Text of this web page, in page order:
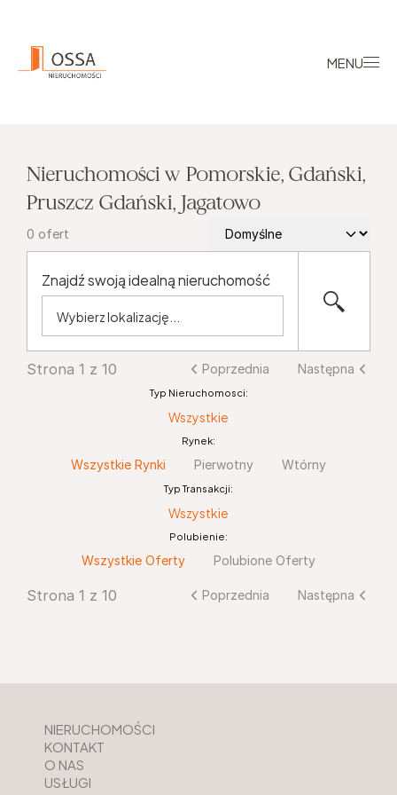
MENU
Nieruchomości w Pomorskie, Gdański,
Pruszcz Gdański, Jagatowo
0 ofert
Znajdź swoją idealną nieruchomość
Strona 1 z 10 Poprzednia Następna
Typ Nieruchomosci:
Wszystkie
Rynek:
Wszystkie Rynki Pierwotny Wtórny
Typ Transakcji:
Wszystkie
Polubienie:
Wszystkie Oferty Polubione Oferty
Strona 1 z 10 Poprzednia Następna
NIERUCHOMOŚCI
KONTAKT
O NAS
USŁUGI